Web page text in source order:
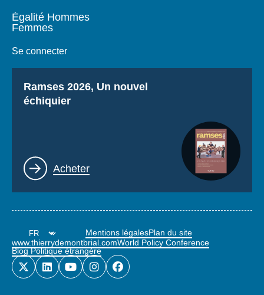
Égalité Hommes
Femmes
Se connecter
Titre
Ramses 2026, Un nouvel
échiquier
Lien
Acheter
Mentions légalesPlan du site
www.thierrydemontbrial.comWorld Policy Conference
Blog Politique étrangère